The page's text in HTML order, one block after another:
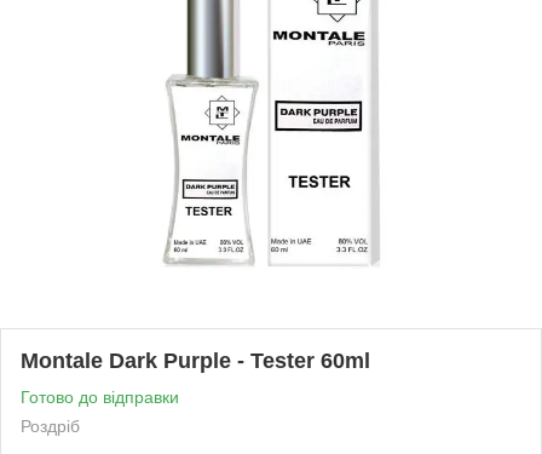
Montale Dark Purple - Tester 60ml
Готово до відправки
Роздріб